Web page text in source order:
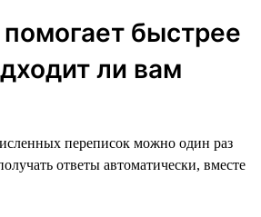
быстрее
ли вам
переписок можно один раз
ответы автоматически, вместе